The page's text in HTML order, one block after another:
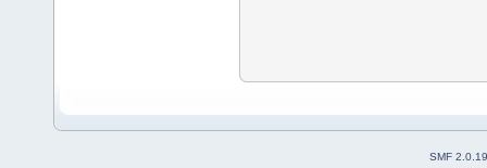
SMF 2.0.19